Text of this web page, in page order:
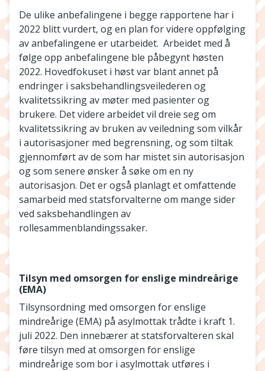
De ulike anbefalingene i begge rapportene har i
2022 blitt vurdert, og en plan for videre oppfølging
av anbefalingene er utarbeidet. Arbeidet med å
følge opp anbefalingene ble påbegynt høsten
2022. Hovedfokuset i høst var blant annet på
endringer i saksbehandlingsveilederen og
kvalitetssikring av møter med pasienter og
brukere. Det videre arbeidet vil dreie seg om
kvalitetssikring av bruken av veiledning som vilkår
i autorisasjoner med begrensning, og som tiltak
gjennomført av de som har mistet sin autorisasjon
og som senere ønsker å søke om en ny
autorisasjon. Det er også planlagt et omfattende
samarbeid med statsforvalterne om mange sider
ved saksbehandlingen av
rollesammenblandingssaker.
Tilsyn med omsorgen for enslige mindreårige
(EMA)
Tilsynsordning med omsorgen for enslige
mindreårige (EMA) på asylmottak trådte i kraft 1.
juli 2022. Den innebærer at statsforvalteren skal
føre tilsyn med at omsorgen for enslige
mindreårige som bor i asylmottak utføres i